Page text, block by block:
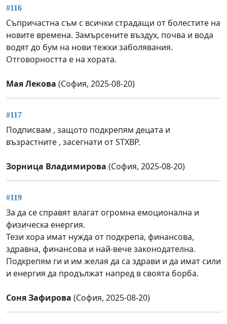
#116
Съпричастна съм с всички страдащи от болестите на
новите времена. Замърсените въздух, почва и вода
водят до бум на нови тежки заболявания.
Отговорността е на хората.
Мая Лекова (София, 2025-08-20)
#117
Подписвам , защото подкрепям децата и
възрастните , засегнати от STXBP.
Зорница Владимирова (София, 2025-08-20)
#119
За да се справят влагат огромна емоционална и
физическа енергия.
Тези хора имат нужда от подкрепа, финансова,
здравна, финансова и най-вече законодателна.
Подкрепям ги и им желая да са здрави и да имат сили
и енергия да продължат напред в своята борба.
Соня Зафирова (София, 2025-08-20)